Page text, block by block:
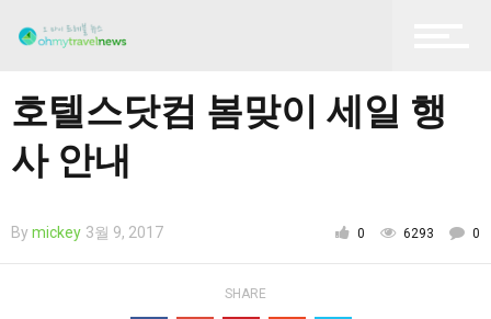
티켓 구매
호텔스닷컴 봄맞이 세일 행
사 안내
By mickey 3월 9, 2017 0 6293 0
SHARE